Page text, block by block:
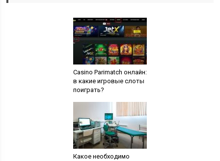
Casino Parimatch онлайн:
в какие игровые слоты
поиграть?
Какое необходимо